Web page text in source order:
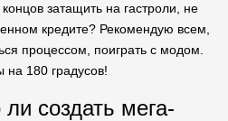
затащить на гастроли, не
кредите? Рекомендую всем,
процессом, поиграть с модом.
на 180 градусов!
создать мега-